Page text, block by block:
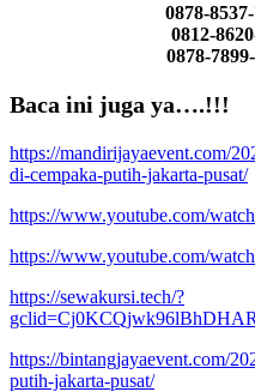
0878-
0812-
0878-
Baca ini juga ya….!!!
https://mandirijayaevent.com/
di-cempaka-putih-jakarta-pusat/
https://www.youtube.com/
https://www.youtube.com/
https://sewakursi.tech/?
https://bintangjayaevent.com/
putih-jakarta-pusat/